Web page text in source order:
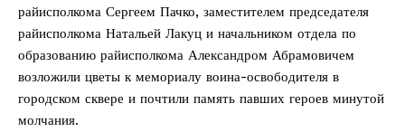
райисполкома Сергеем Пачко, заместителем председателя
райисполкома Натальей Лакуц и начальником отдела по
образованию райисполкома Александром Абрамовичем
возложили цветы к мемориалу воина-освободителя в
городском сквере и почтили память павших героев минутой
молчания.